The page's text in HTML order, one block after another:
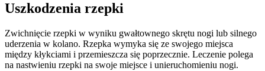
Uszkodzenia rzepki
Zwichnięcie rzepki w wyniku gwałtownego skrętu nogi lub silnego
uderzenia w kolano. Rzepka wymyka się ze swojego miejsca
między kłykciami i przemieszcza się poprzecznie. Leczenie polega
na nastwieniu rzepki na swoje miejsce i unieruchomieniu nogi.